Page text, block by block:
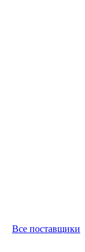
Все поставщики